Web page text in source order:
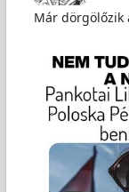
Már dörgölőzik